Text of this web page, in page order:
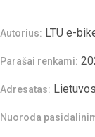
Autorius: LTU e-
Parašai renkami:
Adresatas:
Nuoroda